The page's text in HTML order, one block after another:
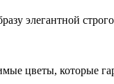
элегантной
цветы, которые